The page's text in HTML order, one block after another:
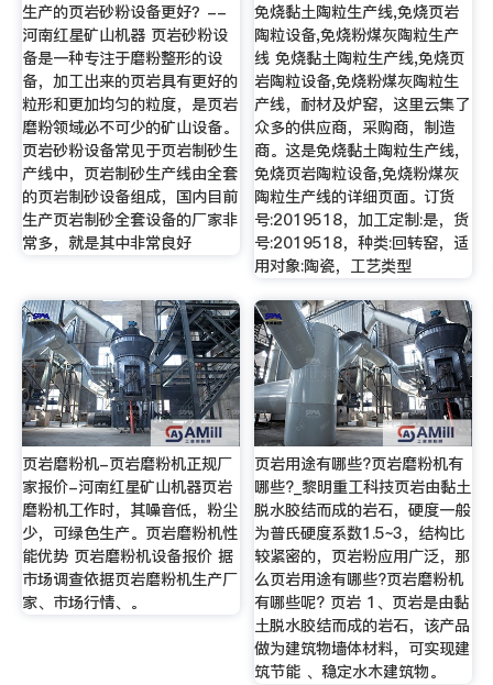
生产的页岩砂粉设备更好？--
河南红星矿山机器 页岩砂粉设
备是一种专注于磨粉整形的设
备，加工出来的页岩具有更好的
粒形和更加均匀的粒度，是页岩
磨粉领域必不可少的矿山设备。
页岩砂粉设备常见于页岩制砂生
产线中，页岩制砂生产线由全套
的页岩制砂设备组成，国内目前
生产页岩制砂全套设备的厂家非
常多，就是其中非常良好
免烧黏土陶粒生产线,免烧页岩
陶粒设备,免烧粉煤灰陶粒生产
线 免烧黏土陶粒生产线,免烧页
岩陶粒设备,免烧粉煤灰陶粒生
产线，耐材及炉窑，这里云集了
众多的供应商，采购商，制造
商。这是免烧黏土陶粒生产线,
免烧页岩陶粒设备,免烧粉煤灰
陶粒生产线的详细页面。订货
号:2019518，加工定制:是，货
号:2019518，种类:回转窑，适
用对象:陶瓷，工艺类型
页岩磨粉机-页岩磨粉机正规厂
家报价-河南红星矿山机器页岩
磨粉机工作时，其噪音低，粉尘
少，可绿色生产。页岩磨粉机性
能优势 页岩磨粉机设备报价 据
市场调查依据页岩磨粉机生产厂
家、市场行情、。
页岩用途有哪些?页岩磨粉机有
哪些?_黎明重工科技页岩由黏土
脱水胶结而成的岩石，硬度一般
为普氏硬度系数1.5~3，结构比
较紧密的，页岩粉应用广泛，那
么页岩用途有哪些?页岩磨粉机
有哪些呢? 页岩 1、页岩是由黏
土脱水胶结而成的岩石，该产品
做为建筑物墙体材料，可实现建
筑节能 、稳定水木建筑物。